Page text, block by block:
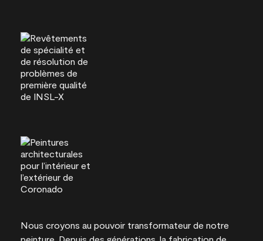
Nous croyons au pouvoir transformateur de notre